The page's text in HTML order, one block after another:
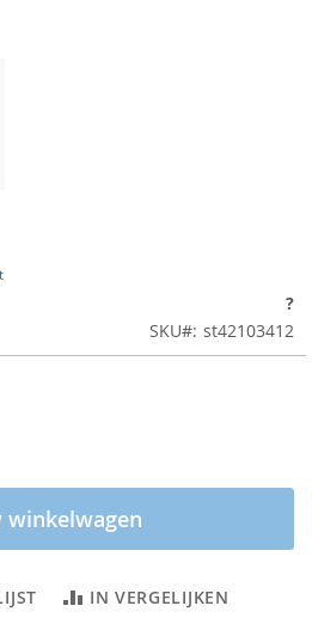
?
SKU
st42103412
winkelwagen
IN VERGELIJKEN